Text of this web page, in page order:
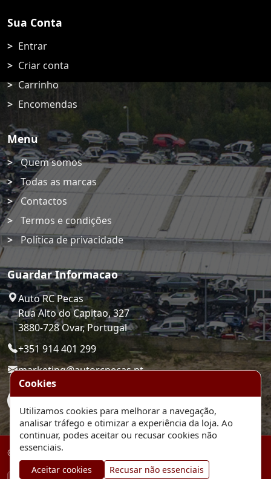
Sua Conta
Entrar
Criar conta
Carrinho
Encomendas
Menu
Quem somos
Todas as marcas
Contactos
Termos e condições
Política de privacidade
Guardar Informacao
Auto RC Pecas
Rua Alto do Capitao, 327
3880-728 Ovar, Portugal
+351 914 401 299
marketing@autorcpecas.pt
© 2026 Auto RC Pecas. Plataforma de comercio eletronico.
Cookies
Utilizamos cookies para melhorar a navegação,
analisar tráfego e otimizar a experiência da loja. Ao
continuar, podes aceitar ou recusar cookies não
essenciais.
Aceitar cookies Recusar não essenciais